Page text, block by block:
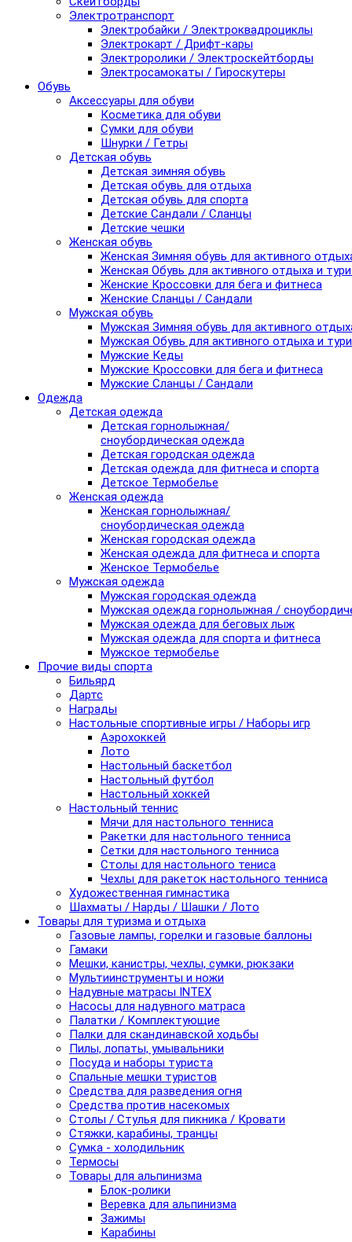
Электротранспорт
Электробайки / Электроквадроциклы
Электрокарт / Дрифт-кары
Электроролики / Электроскейтборды
Электросамокаты / Гироскутеры
Обувь
Аксессуары для обуви
Косметика для обуви
Сумки для обуви
Шнурки / Гетры
Детская обувь
Детская зимняя обувь
Детская обувь для отдыха
Детская обувь для спорта
Детские Сандали / Сланцы
Детские чешки
Женская обувь
Женская Зимняя обувь для активного
Женская Обувь для активного отдыха и
Женские Кроссовки для бега и фитнеса
Женские Сланцы / Сандали
Мужская обувь
Мужская Зимняя обувь для активного
Мужская Обувь для активного отдыха и
Мужские Кеды
Мужские Кроссовки для бега и фитнеса
Мужские Сланцы / Сандали
Одежда
Детская одежда
Детская горнолыжная/
сноубордическая одежда
Детская городская одежда
Детская одежда для фитнеса и спорта
Детское Термобелье
Женская одежда
Женская горнолыжная/
сноубордическая одежда
Женская городская одежда
Женская одежда для фитнеса и спорта
Женское Термобелье
Мужская одежда
Мужская городская одежда
Мужская одежда горнолыжная /
Мужская одежда для беговых лыж
Мужская одежда для спорта и фитнеса
Мужское термобелье
Прочие виды спорта
Бильярд
Дартс
Награды
Настольные спортивные игры / Наборы игр
Аэрохоккей
Лото
Настольный баскетбол
Настольный футбол
Настольный хоккей
Настольный теннис
Мячи для настольного тенниса
Ракетки для настольного тенниса
Сетки для настольного тенниса
Столы для настольного тениса
Чехлы для ракеток настольного тенниса
Художественная гимнастика
Шахматы / Нарды / Шашки / Лото
Товары для туризма и отдыха
Газовые лампы, горелки и газовые баллоны
Гамаки
Мешки, канистры, чехлы, сумки, рюкзаки
Мультиинструменты и ножи
Надувные матрасы INTEX
Насосы для надувного матраса
Палатки / Комплектующие
Палки для скандинавской ходьбы
Пилы, лопаты, умывальники
Посуда и наборы туриста
Спальные мешки туристов
Средства для разведения огня
Средства против насекомых
Столы / Стулья для пикника / Кровати
Стяжки, карабины, транцы
Сумка - холодильник
Термосы
Товары для альпинизма
Блок-ролики
Веревка для альпинизма
Зажимы
Карабины